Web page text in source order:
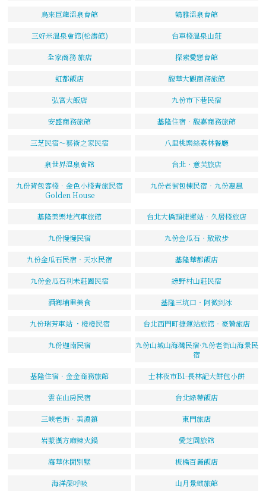
烏來巨龍溫泉會館 鶴雅溫泉會館
三好米溫泉會館(松濤館) 台車棧溫泉山莊
全家商務 旅店 探索愛戀會館
虹都飯店 馥華大觀商務旅館
弘宮大飯店 九份市下巷民宿
安盛商務旅館 基隆住宿．馥嘉商務旅館
三芝民宿～藝術之家民宿 八里桃樂絲森林餐廳
泉世界溫泉會館 台北‧意芙旅店
九份背包客棧．金色小棧青旅民宿
Golden House
九份老街包棟民宿‧九份惠風
基隆美樂地汽車旅館 台北大橋頭捷運站‧久居棧旅店
九份慢慢民宿 九份金瓜石‧散散步
九份金瓜石民宿‧天水民宿 基隆華都飯店
九份金瓜石利未莊園民宿 綠野村山莊民宿
酒鄉埔里美食 基隆三坑口‧阿微剉冰
九份瑞芳車站 ・橙橙民宿 台北西門町捷運站旅館‧豪贊旅店
九份迦南民宿
九份山城山海灣民宿·九份老街山海景民
宿
基隆住宿．金金商務旅館 士林夜市B1-長林記大餅包小餅
雲在山房民宿 台北綠蒂飯店
三峽老街．美濃鎮 東門旅店
岩漿漢方麻辣火鍋 愛芝園旅館
海華休閒別墅 板橋百麗飯店
海洋深呼吸 山月景緻旅館